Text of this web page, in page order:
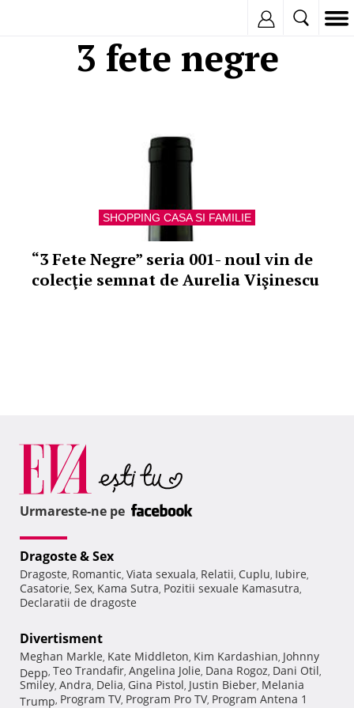
3 fete negre
SHOPPING CASA SI FAMILIE
“3 Fete Negre” seria 001- noul vin de
colecţie semnat de Aurelia Vişinescu
Urmareste-ne pe
Dragoste & Sex
Dragoste, Romantic, Viata sexuala, Relatii, Cuplu, Iubire,
Casatorie, Sex, Kama Sutra, Pozitii sexuale Kamasutra,
Declaratii de dragoste
Divertisment
Meghan Markle, Kate Middleton, Kim Kardashian, Johnny
Depp, Teo Trandafir, Angelina Jolie, Dana Rogoz, Dani Otil,
Smiley, Andra, Delia, Gina Pistol, Justin Bieber, Melania
Trump, Program TV, Program Pro TV, Program Antena 1